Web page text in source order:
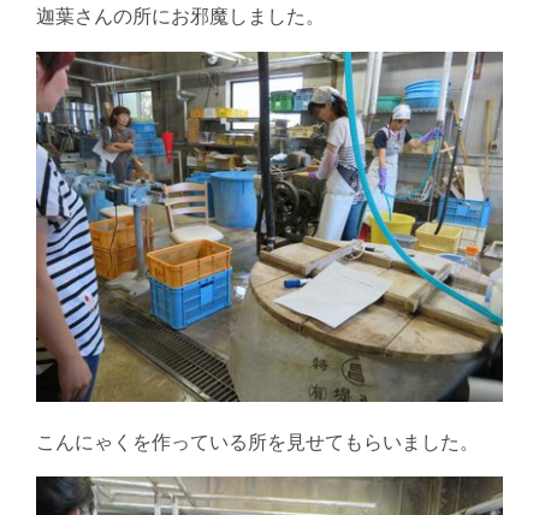
迦葉さんの所にお邪魔しました。
こんにゃくを作っている所を見せてもらいました。